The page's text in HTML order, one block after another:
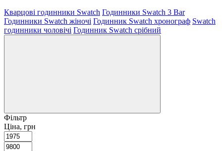
Кварцові годинники Swatch Годинники Swatch 3 Bar
Годинники Swatch жіночі Годинник Swatch хронограф Swatch
годинники чоловічі Годинник Swatch срібний
Фільтр
Ціна, грн